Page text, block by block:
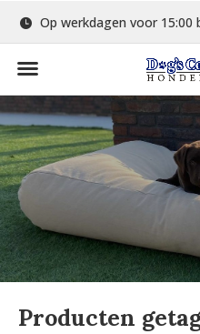
Op werkdagen voor 15:00 besteld,
Producten